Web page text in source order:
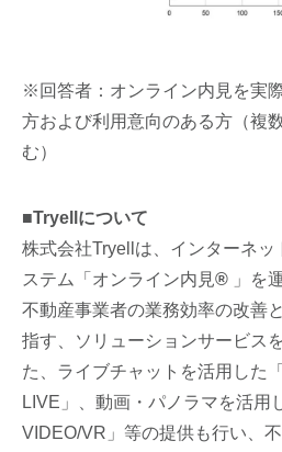
※回答者：オンライン内見を実
方および利用意向のある方（複
む）
■Tryellについて
株式会社Tryellは、インターネ
ステム「オンライン内見® 」を
不動産事業者の業務効率の改善
指す、ソリューションサービス
た、ライブチャットを活用した
LIVE」、動画・パノラマを活用
VIDEO/VR」等の提供も行い、